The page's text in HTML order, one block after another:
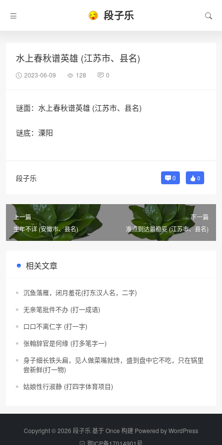
段子乐
水上春秋谱英雄 (江苏市、县名)
2023-06-09 128 0
谜面：水上春秋谱英雄 (江苏市、县名)
谜底：溧阳
段子乐 0 0
上一篇
生年不详 (安徽市、县名)
下一篇
准点到达最稳妥 (江苏市、县名)
相关文章
沉鱼落雁，闭月羞花(打东汉人名，二字)
无亲笔批件不办 (打一成语)
口口不离仁字 (打一字)
张翰辞官是何缘 (打多笔字一)
身子细长铁头扁，见人做菜嘴就馋，盛到盘中它不吃，只在锅里
尝新鲜(打一物)
姑娘性行淑静 (打四字体育项目)
Copyright © 2026 段子乐 基于 Once 构建 Powered byWordPress
鄂ICP备17014901号